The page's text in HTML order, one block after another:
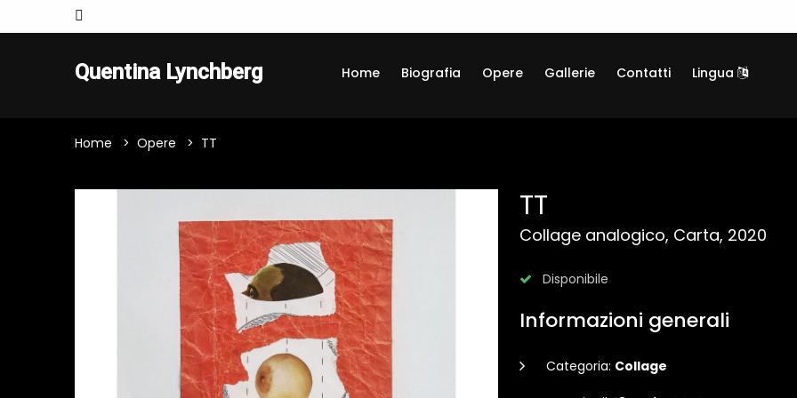
Quentina Lynchberg Home Biografia Opere Gallerie Contatti Lingua
Home Opere TT
TT
Collage analogico, Carta, 2020
Disponibile
Informazioni generali
Categoria: Collage